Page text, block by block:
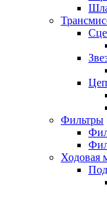
Фильтры
Ходовая